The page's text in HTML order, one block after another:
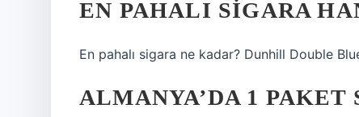
EN PAHALI SIGARA
En pahalı sigara ne kadar? Dunhill Double
ALMANYA’DA 1 PAKET